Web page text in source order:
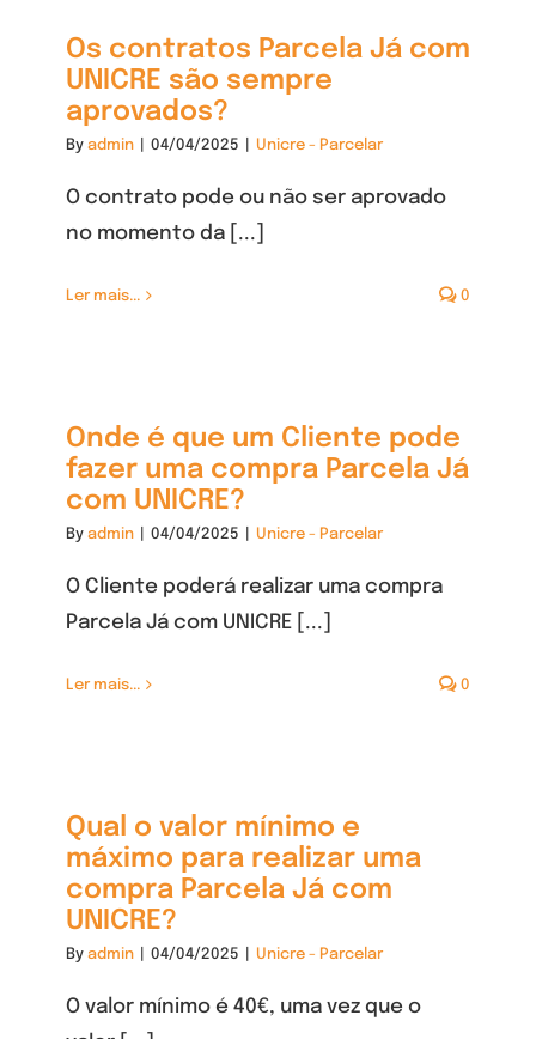
Os contratos Parcela Já com
UNICRE são sempre
aprovados?
By admin 04/04/2025 Unicre - Parcelar
O contrato pode ou não ser aprovado
no momento da [...]
Ler mais... 0
Onde é que um Cliente pode
fazer uma compra Parcela Já
com UNICRE?
By admin 04/04/2025 Unicre - Parcelar
O Cliente poderá realizar uma compra
Parcela Já com UNICRE [...]
Ler mais... 0
Qual o valor mínimo e
máximo para realizar uma
compra Parcela Já com
UNICRE?
By admin 04/04/2025 Unicre - Parcelar
O valor mínimo é 40€, uma vez que o